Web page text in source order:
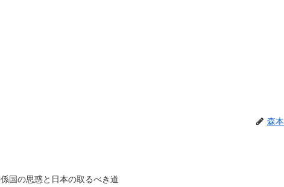
森
国の思惑と日本の取るべき道